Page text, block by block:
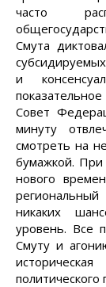
часто
Смута
и
Совет
минуту
смотреть на
бумажкой. При
нового
никаких
уровень. Все
Смуту и
политического